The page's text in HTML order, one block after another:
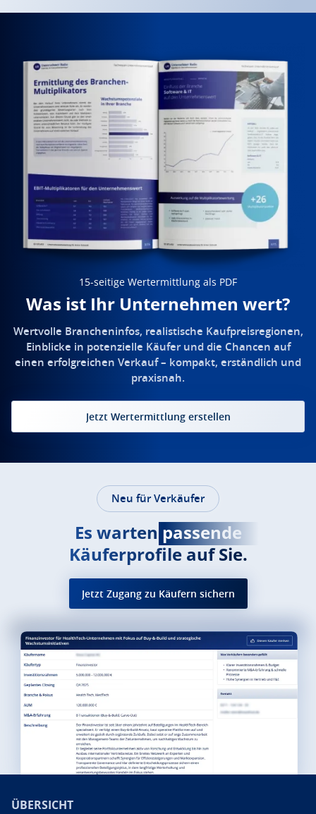
15-seitige Wertermittlung als PDF
Was ist Ihr Unternehmen wert?
Wertvolle Brancheninfos, realistische Kaufpreisregionen,
Einblicke in potenzielle Käufer und die Chancen auf
einen erfolgreichen Verkauf – kompakt, erständlich und
praxisnah.
Jetzt Wertermittlung erstellen
Neu für Verkäufer
Es warten passende
Käuferprofile auf Sie.
Jetzt Zugang zu Käufern sichern
ÜBERSICHT